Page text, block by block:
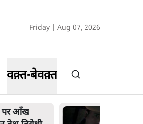
Friday | Aug 07, 2026
वक़्त-बेवक़्त
पर आँख